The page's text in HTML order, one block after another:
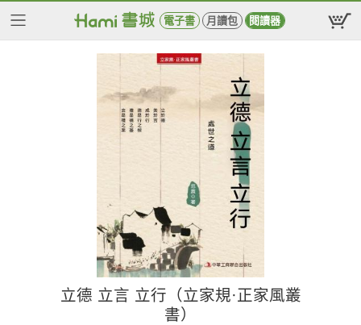
電子書 月讀包 閱讀器
立德 立言 立行（立家規·正家風叢
書）